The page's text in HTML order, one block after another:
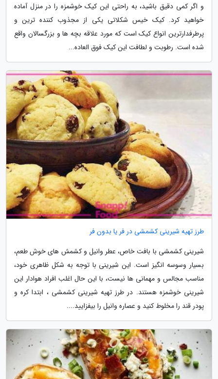
و اگر کمی دقیق باشید، به راحتی این کیک خوشمزه را در منزل آماده
خواهید کرد. کیک خیس شکلاتی یکی از مجذوب کننده ترین و
پرطرفدارترین انواع کیک است که مورد علاقه بچه ها و بزرگسالان واقع
شده است. رطوبت و لطافت این کیک فوق العاده...
طرز تهیه شیرینی کشمشی در فر یا بدون فر
شیرینی کشمشی با بافت خاص، عطر وانیل و کشمش های خوش طعم،
بسیار وسوسه انگیز است. این شیرینی با توجه به شکل ظاهری خود،
مناسب مجالس و مهمانی ها نیست، با این حال اغلب افراد هوادار این
شیرینی خوشمزه هستند. در طرز تهیه شیرینی کشمشی ، ابتدا کره و
پودر قند را مخلوط کنید و عصاره وانیل را بیفزایید....